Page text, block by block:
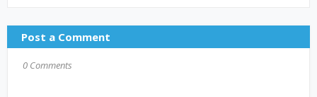
Post a Comment
0 Comments